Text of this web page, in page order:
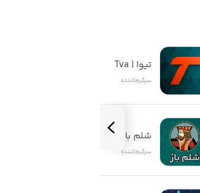
تیوا | Tva
سرگرم‌کننده
شلم باز | ShelemBaz
سرگرم‌کننده